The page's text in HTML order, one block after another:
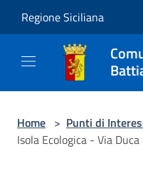
Regione Siciliana
Home > Punti di
Isola Ecologica - Via